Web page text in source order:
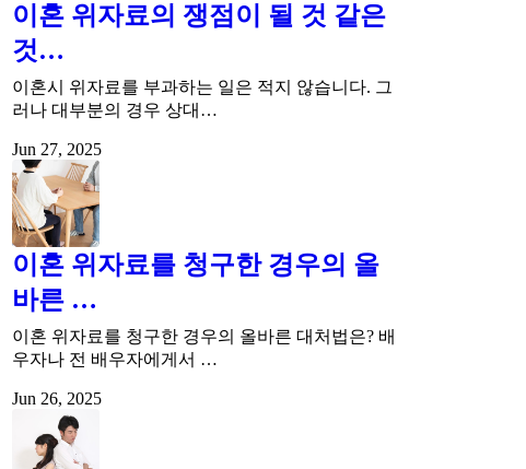
이혼 위자료의 쟁점이 될 것 같은
것…
이혼시 위자료를 부과하는 일은 적지 않습니다. 그
러나 대부분의 경우 상대…
Jun 27, 2025
이혼 위자료를 청구한 경우의 올
바른 …
이혼 위자료를 청구한 경우의 올바른 대처법은? 배
우자나 전 배우자에게서 …
Jun 26, 2025